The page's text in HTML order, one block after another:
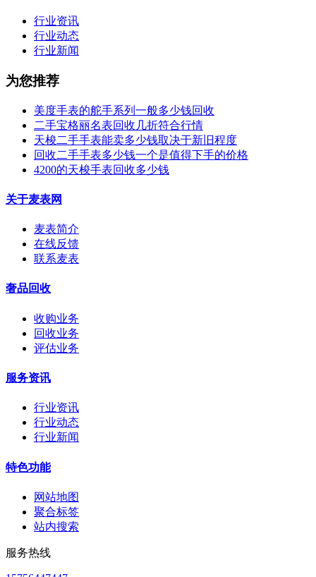
行业资讯
行业动态
行业新闻
为您推荐
美度手表的舵手系列一般多少钱回收
二手宝格丽名表回收几折符合行情
天梭二手手表能卖多少钱取决于新旧程度
回收二手手表多少钱一个是值得下手的价格
4200的天梭手表回收多少钱
关于麦表网
麦表简介
在线反馈
联系麦表
奢品回收
收购业务
回收业务
评估业务
服务资讯
行业资讯
行业动态
行业新闻
特色功能
网站地图
聚合标签
站内搜索
服务热线